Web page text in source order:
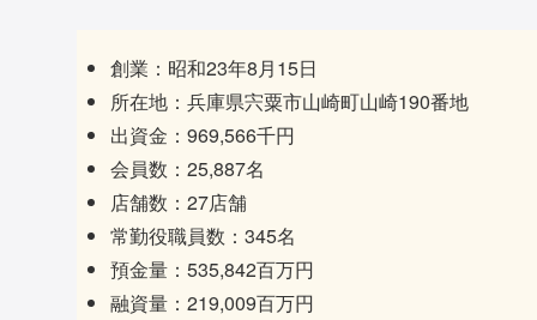
創業：昭和23年8月15日
所在地：兵庫県宍粟市山崎町山崎190番地
出資金：969,566千円
会員数：25,887名
店舗数：27店舗
常勤役職員数：345名
預金量：535,842百万円
融資量：219,009百万円